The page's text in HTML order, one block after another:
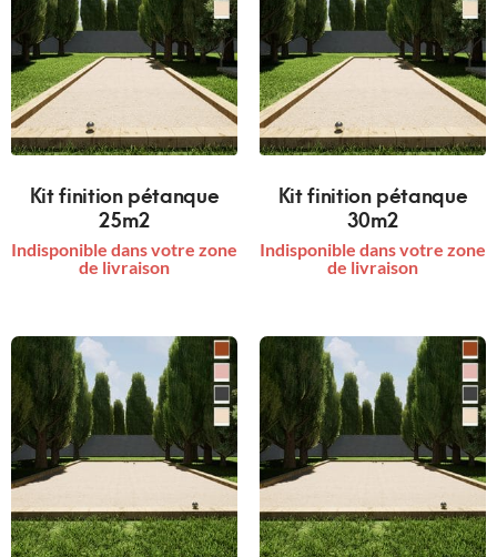
Kit finition pétanque
25m2
Indisponible dans votre zone
de livraison
Kit finition pétanque
30m2
Indisponible dans votre zone
de livraison